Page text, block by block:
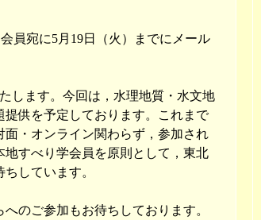
員宛に5月19日（火）までにメール
します。今回は，水理地質・水文地
供を予定しております。これまで
・オンライン関わらず，参加され
すべり学会員を原則として，東北
しています。
のご参加もお待ちしております。